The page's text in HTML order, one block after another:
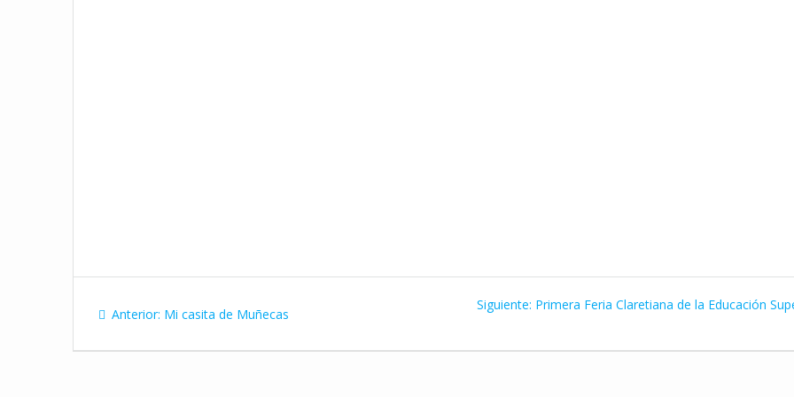
de Anterior: Entrada
Mi casita de Muñecas
Siguiente: Siguiente
Primera Feria Claretiana de la Educación